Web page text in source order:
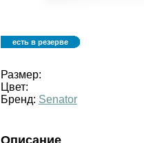
есть в резерве
Размер:
Цвет:
Бренд: Senator